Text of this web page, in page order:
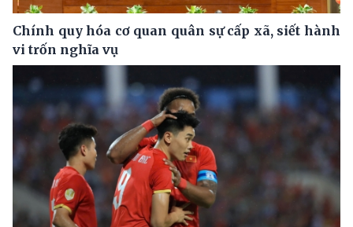
Chính quy hóa cơ quan quân sự cấp xã, siết hành
vi trốn nghĩa vụ